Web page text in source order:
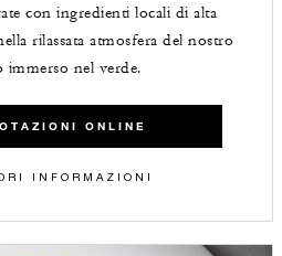
con ingredienti locali di alta
rilassata atmosfera del nostro
immerso nel verde.
ONLINE
INFORMAZIONI